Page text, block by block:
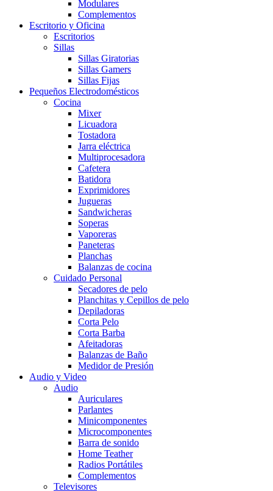
Modulares
Complementos
Escritorio y Oficina
Escritorios
Sillas
Sillas Giratorias
Sillas Gamers
Sillas Fijas
Pequeños Electrodomésticos
Cocina
Mixer
Licuadora
Tostadora
Jarra eléctrica
Multiprocesadora
Cafetera
Batidora
Exprimidores
Jugueras
Sandwicheras
Soperas
Vaporeras
Paneteras
Planchas
Balanzas de cocina
Cuidado Personal
Secadores de pelo
Planchitas y Cepillos de pelo
Depiladoras
Corta Pelo
Corta Barba
Afeitadoras
Balanzas de Baño
Medidor de Presión
Audio y Video
Audio
Auriculares
Parlantes
Minicomponentes
Microcomponentes
Barra de sonido
Home Teather
Radios Portátiles
Complementos
Televisores